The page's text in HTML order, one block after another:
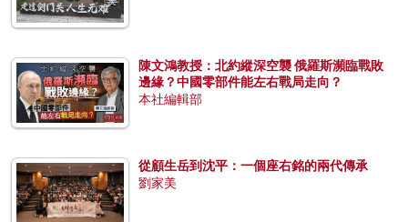
陳文鴻教授：北約縱深空襲 俄羅斯瀕臨戰敗
邊緣？中國零部件能左右戰局走向？
本社編輯部
從顧生岳到沈平：一個座右銘的兩代傳承
劉家美